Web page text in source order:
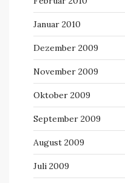
Januar 2010
Dezember 2009
November 2009
Oktober 2009
September 2009
August 2009
Juli 2009